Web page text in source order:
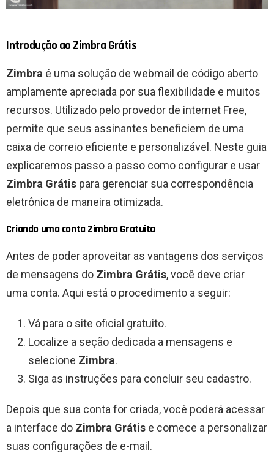
Introdução ao Zimbra Grátis
Zimbra é uma solução de webmail de código aberto
amplamente apreciada por sua flexibilidade e muitos
recursos. Utilizado pelo provedor de internet Free,
permite que seus assinantes beneficiem de uma
caixa de correio eficiente e personalizável. Neste guia
explicaremos passo a passo como configurar e usar
Zimbra Grátis para gerenciar sua correspondência
eletrônica de maneira otimizada.
Criando uma conta Zimbra Gratuita
Antes de poder aproveitar as vantagens dos serviços
de mensagens do Zimbra Grátis, você deve criar
uma conta. Aqui está o procedimento a seguir:
Vá para o site oficial gratuito.
Localize a seção dedicada a mensagens e
selecione Zimbra.
Siga as instruções para concluir seu cadastro.
Depois que sua conta for criada, você poderá acessar
a interface do Zimbra Grátis e comece a personalizar
suas configurações de e-mail.